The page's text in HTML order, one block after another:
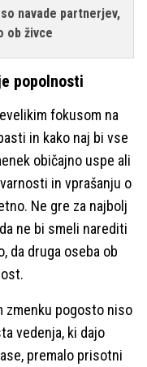
navade partnerjev,
ob živce
popolnosti
fokusom na
in kako naj bi vse
običajno uspe ali
in vprašanju o
Ne gre za najbolj
ne bi smeli narediti
da druga oseba ob
zmenku pogosto niso
vedenja, ki dajo
premalo prisotni